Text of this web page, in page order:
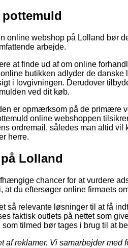
online webshop på Lolland bør
arbejde.
at finde ud af om online
butikken adlyder de
i lovgivningen. Derudover
ved dit køb.
er opmærksom på de primære
online webshoppen
ordremail, således man altid
herre.
Lolland
chancer for at vurdere
at du eftersøger online firmaets
så relevante løsninger til at få
faktisk outlets på nettet som
tilmed bør tages i brug til at
af reklamer. Vi samarbejder med